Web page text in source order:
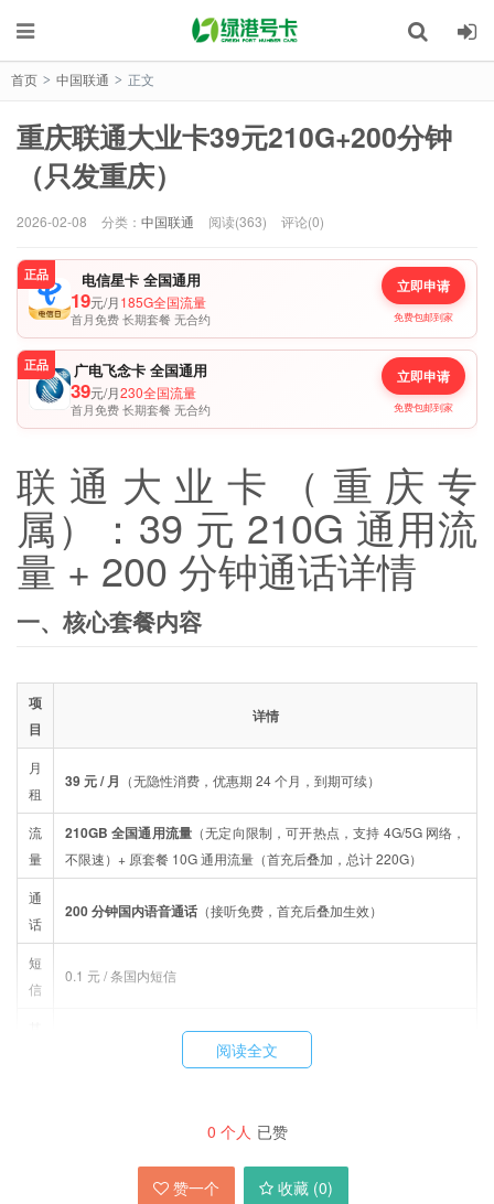
首页 > 中国联通 > 正文
重庆联通大业卡39元210G+200分钟
（只发重庆）
2026-02-08 分类： 中国联通 阅读(363) 评论(0)
正品 电信星卡 全国通用
19元/月185G全国流量
首月免费 长期套餐 无合约
立即申请
免费包邮到家
正品 广电飞念卡 全国通用
39元/月230全国流量
首月免费 长期套餐 无合约
立即申请
免费包邮到家
联通大业卡（重庆专
属）：39 元 210G 通用流
量 + 200 分钟通话详情
一、核心套餐内容
项
目
详情
月
租
39 元 / 月 （无隐性消费，优惠期 24 个月，到期可续）
流
量
210GB 全国通用流量 （无定向限制，可开热点，支持 4G/5G 网络，
不限速）+ 原套餐 10G 通用流量（首充后叠加，总计 220G）
通
话
200 分钟国内语音通话 （接听免费，首充后叠加生效）
短
信
0.1 元 / 条国内短信
免费来电显示，流量可结转至次月，支持 5G 高速网络
阅读全文
0 个人 已赞
赞一个 收藏 (0)